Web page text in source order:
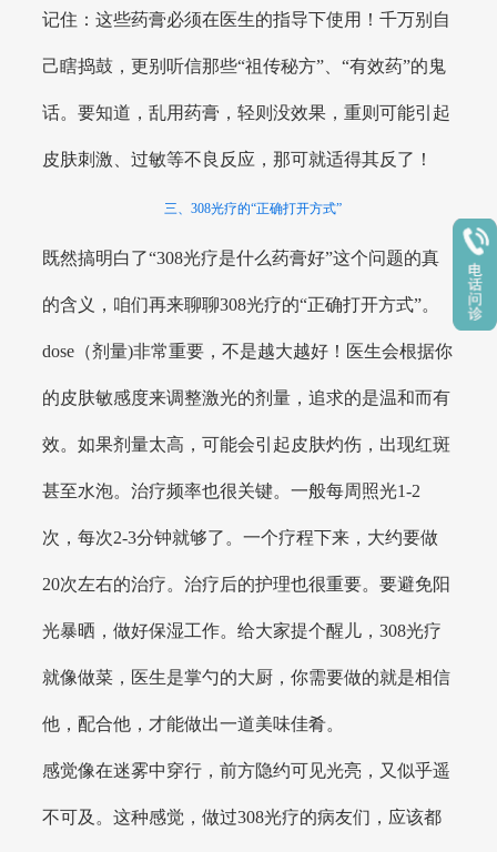
记住：这些药膏必须在医生的指导下使用！千万别自
己瞎捣鼓，更别听信那些“祖传秘方”、“有效药”的鬼
话。要知道，乱用药膏，轻则没效果，重则可能引起
皮肤刺激、过敏等不良反应，那可就适得其反了！
三、308光疗的“正确打开方式”
既然搞明白了“308光疗是什么药膏好”这个问题的真
的含义，咱们再来聊聊308光疗的“正确打开方式”。
dose（剂量)非常重要，不是越大越好！医生会根据你
的皮肤敏感度来调整激光的剂量，追求的是温和而有
效。如果剂量太高，可能会引起皮肤灼伤，出现红斑
甚至水泡。治疗频率也很关键。一般每周照光1-2
次，每次2-3分钟就够了。一个疗程下来，大约要做
20次左右的治疗。治疗后的护理也很重要。要避免阳
光暴晒，做好保湿工作。给大家提个醒儿，308光疗
就像做菜，医生是掌勺的大厨，你需要做的就是相信
他，配合他，才能做出一道美味佳肴。
感觉像在迷雾中穿行，前方隐约可见光亮，又似乎遥
不可及。这种感觉，做过308光疗的病友们，应该都